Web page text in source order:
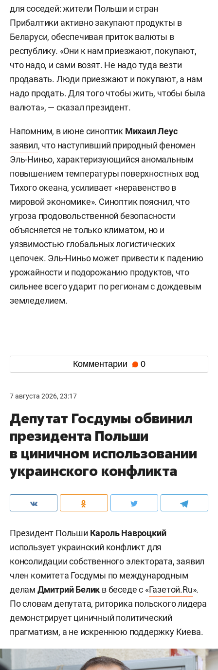
для соседей: жители Польши и стран
Прибалтики активно закупают продукты в
Беларуси, обеспечивая приток валюты в
республику. «Они к нам приезжают, покупают,
что надо, и сами возят. Не надо туда везти
продавать. Люди приезжают и покупают, а нам
надо продать. Для того чтобы жить, чтобы была
валюта», — сказал президент.
Напомним, в июне синоптик Михаил Леус
заявил, что наступивший природный феномен
Эль-Ниньо, характеризующийся аномальным
повышением температуры поверхностных вод
Тихого океана, усиливает «неравенство в
мировой экономике». Синоптик пояснил, что
угроза продовольственной безопасности
объясняется не только климатом, но и
уязвимостью глобальных логистических
цепочек. Эль-Ниньо может привести к падению
урожайности и подорожанию продуктов, что
сильнее всего ударит по регионам с дождевым
земледелием.
Комментарии 0
7 августа 2026, 23:17
Депутат Госдумы обвинил
президента Польши
в циничном использовании
украинского конфликта
Президент Польши Кароль Навроцкий
использует украинский конфликт для
консолидации собственного электората, заявил
член комитета Госдумы по международным
делам Дмитрий Белик в беседе с «Газетой.Ru».
По словам депутата, риторика польского лидера
демонстрирует циничный политический
прагматизм, а не искреннюю поддержку Киева.